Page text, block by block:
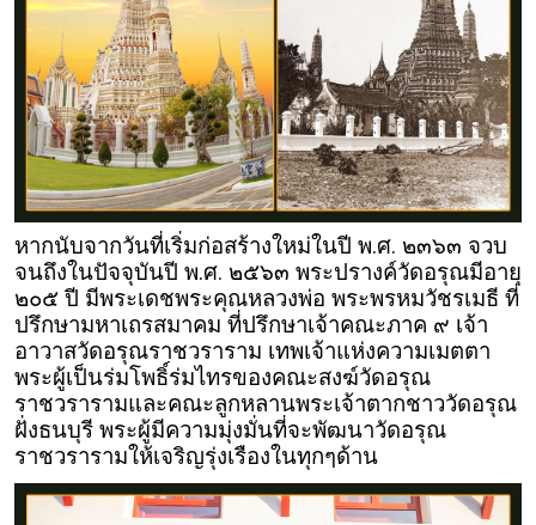
หากนับจากวันที่เริ่มก่อสร้างใหม่ในปี พ.ศ. ๒๓๖๓ จวบ
จนถึงในปัจจุบันปี พ.ศ. ๒๕๖๓ พระปรางค์วัดอรุณมีอายุ
๒๐๕ ปี มีพระเดชพระคุณหลวงพ่อ พระพรหมวัชรเมธี ที่
ปรึกษามหาเถรสมาคม ที่ปรึกษาเจ้าคณะภาค ๙ เจ้า
อาวาสวัดอรุณราชวราราม เทพเจ้าแห่งความเมตตา
พระผู้เป็นร่มโพธิ์ร่มไทรของคณะสงฆ์วัดอรุณ
ราชวรารามและคณะลูกหลานพระเจ้าตากชาววัดอรุณ
ฝั่งธนบุรี พระผู้มีความมุ่งมั่นที่จะพัฒนาวัดอรุณ
ราชวรารามให้เจริญรุ่งเรืองในทุกๆด้าน